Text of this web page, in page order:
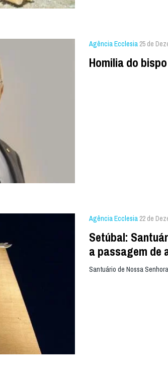
Agência Ecclesia 25 de
Homilia do
Agência Ecclesia 22 de
Setúbal:
a passagem de
Santuário de Nossa